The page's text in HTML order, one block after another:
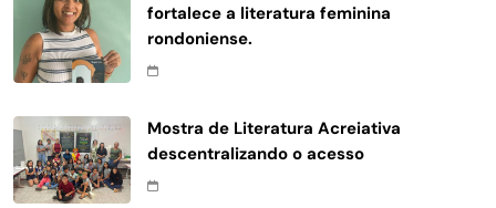
fortalece a literatura feminina
rondoniense.
Mostra de Literatura Acreiativa
descentralizando o acesso